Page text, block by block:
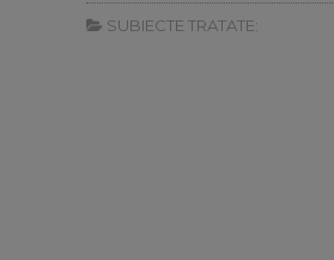
SUBIECTE TRATATE: